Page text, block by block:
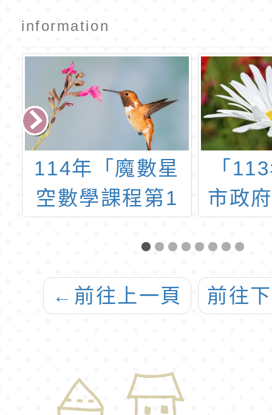
information
「113年度桃園
市政府客家事務
客語能力認證實
施計畫」
112
現職
← 前往上一頁 前往